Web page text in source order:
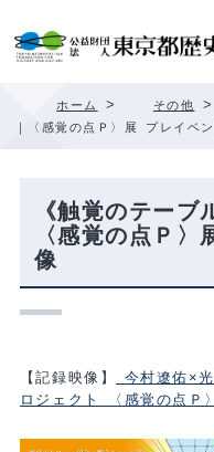
ホーム > その他 >
｜〈感覚の点Ｐ〉展 プレイベ
《触覚のテーブ
〈感覚の点Ｐ
像
【記録映像】
今村遼佑×
ロジェクト 〈感覚の点Ｐ